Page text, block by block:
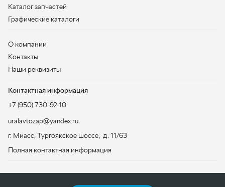
Контактная информация
+7 (950) 730-92-10
uralavtozap@yandex.ru
г. Миасс, Тургоякское шоссе, д. 11/63
Полная контактная информация
Политика конфиденциальности